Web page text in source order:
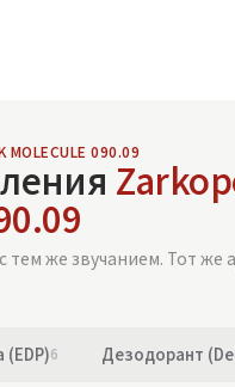
090.09
тем же звучанием. Тот же
6 Дезодорант